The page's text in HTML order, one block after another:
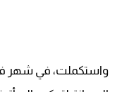
واستكملت، في شهر